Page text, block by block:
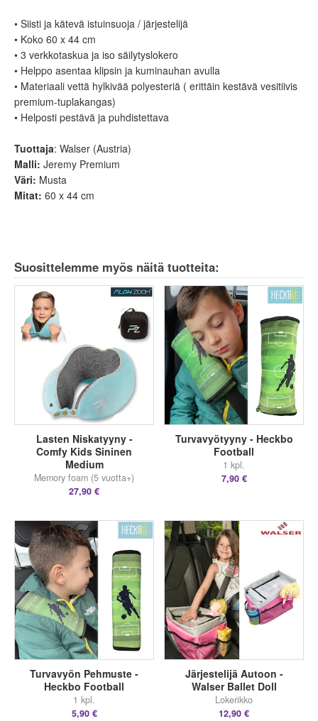
• Siisti ja kätevä istuinsuoja / järjestelijä
• Koko 60 x 44 cm
• 3 verkkotaskua ja iso säilytyslokero
• Helppo asentaa klipsin ja kuminauhan avulla
• Materiaali vettä hylkivää polyesteriä ( erittäin kestävä vesitiivis
premium-tuplakangas)
• Helposti pestävä ja puhdistettava
Tuottaja: Walser (Austria)
Malli: Jeremy Premium
Väri: Musta
Mitat: 60 x 44 cm
Suosittelemme myös näitä tuotteita:
Lasten Niskatyyny -
Comfy Kids Sininen
Medium
Memory foam (5 vuotta+)
27,90 €
Turvavyötyyny - Heckbo
Football
1 kpl.
7,90 €
Turvavyön Pehmuste -
Heckbo Football
1 kpl.
5,90 €
Järjestelijä Autoon -
Walser Ballet Doll
Lokerikko
12,90 €